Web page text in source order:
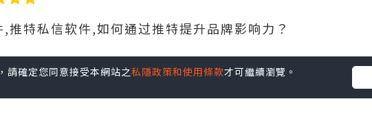
推特私信软件,如何通过推特提升品牌影响力？
牌影响力需要制定有效的社交媒体策略。定期发布高质量
確定您同意接受本網站之私隱政策和使用條款才可繼續瀏覽。